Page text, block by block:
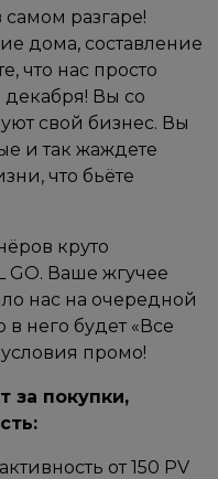
разгаре!
дома, составление
что нас просто
декабря! Вы со
свой бизнес. Вы
и так жаждете
что бьёте
круто
GO. Ваше жгучее
нас на очередной
него будет «Все
промо!
за покупки,
от 150 PV